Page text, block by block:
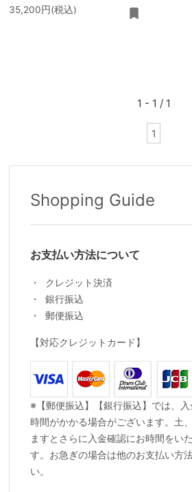
35,200円(税込)
1 - 1 / 1
1
Shopping Guide
お支払い方法について
クレジット決済
銀行振込
郵便振込
【対応クレジットカード】
※【郵便振込】【銀行振込】では、
時間がかかる場合がございます。土
ますとさらに入金確認にお時間をい
す。お急ぎの場合は他のお支払い方
い。